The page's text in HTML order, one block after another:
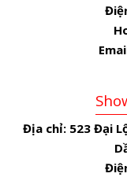
Địa chỉ: 523 Đại